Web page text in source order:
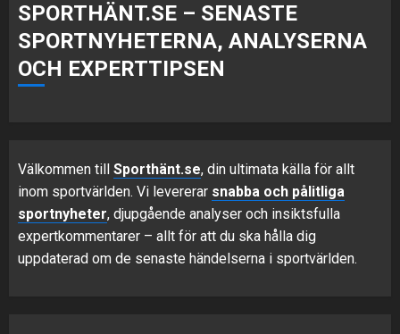
SPORTHÄNT.SE – SENASTE
SPORTNYHETERNA, ANALYSERNA
OCH EXPERTTIPSEN
Välkommen till Sporthänt.se, din ultimata källa för allt
inom sportvärlden. Vi levererar snabba och pålitliga
sportnyheter, djupgående analyser och insiktsfulla
expertkommentarer – allt för att du ska hålla dig
uppdaterad om de senaste händelserna i sportvärlden.